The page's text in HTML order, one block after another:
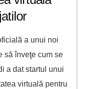
a unui noi
să înveţe cum se
a dat startul unui
virtuală pentru